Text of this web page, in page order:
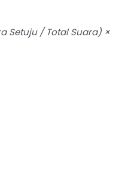
Setuju / Total Suara) ×